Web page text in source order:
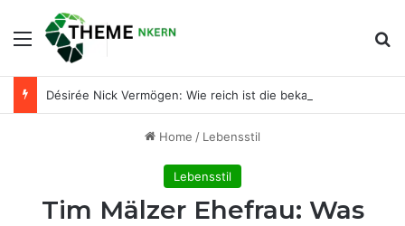
Menu
Home / Lebensstil
Lebensstil
Tim Mälzer Ehefrau: Was